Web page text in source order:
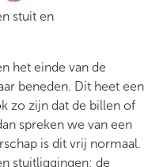
stuit en
het einde van de
beneden. Dit heet een
zo zijn dat de billen of
spreken we van een
is dit vrij normaal.
stuitliggingen; de